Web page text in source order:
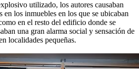
utilizado, los autores causaban
en los inmuebles en los que se ubicaban
en el resto del edificio donde se
una gran alarma social y sensación de
localidades pequeñas.